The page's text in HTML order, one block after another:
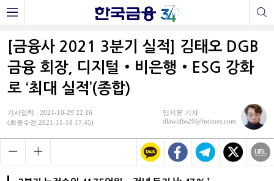
[금융사 2021 3분기 실적] 김태오 DGB
금융 회장, 디지털‧비은행‧ESG 강화
로 ‘최대 실적’(종합)
기사입력 : 2021-10-29 22:16
(최종수정 2021-11-18 17:45)
임지윤 기자
dlawldbs20@fntimes.com